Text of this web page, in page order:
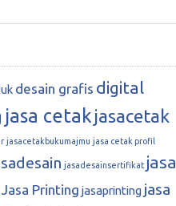
desain grafis digital
jasa cetak jasacetak
jasacetakbukumajmu jasa cetak profil
jasadesainsertifikat jasa
Jasa Printing jasaprinting jasa